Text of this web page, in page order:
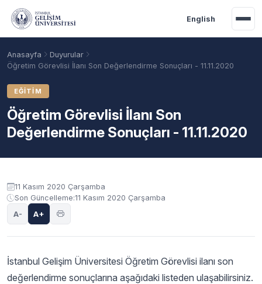
Ana içeriğe geç
English
Akademik Takvim Burslar Taban Puanlar
Anasayfa
Duyurular
Öğretim Görevlisi İlanı Son Değerlendirme Sonuçları - 11.11.2020
EĞITIM
Öğretim Görevlisi İlanı Son
Değerlendirme Sonuçları - 11.11.2020
Duyuru içeriği
11 Kasım 2020 Çarşamba
Son Güncelleme:11 Kasım 2020 Çarşamba
A- A+
İstanbul Gelişim Üniversitesi Öğretim Görevlisi ilanı son
değerlendirme sonuçlarına aşağıdaki listeden ulaşabilirsiniz.